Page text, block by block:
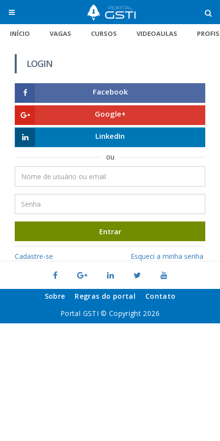
INÍCIO VAGAS CURSOS VIDEOAULAS
LOGIN
Facebook
Google+
LinkedIn
ou
Entrar
Cadastre-se Esqueci a minha senha
Sobre Regras do portal
Contato
Portal GSTI © Copyright 2026